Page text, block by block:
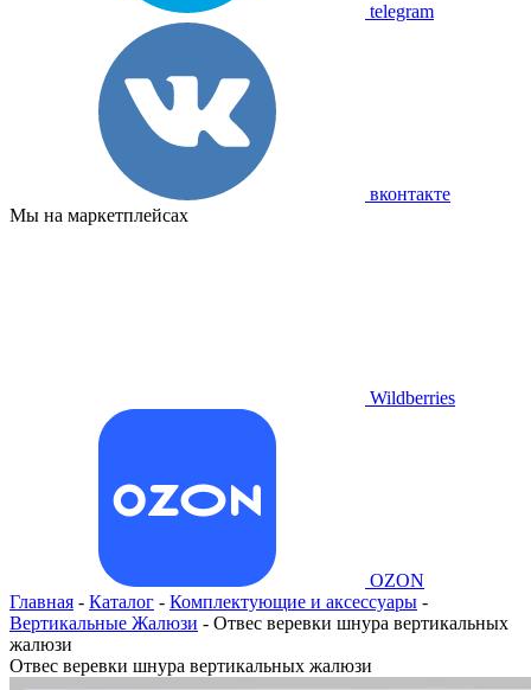
telegram
вконтакте
Мы на маркетплейсах
Wildberries
OZON
Главная - Каталог - Комплектующие и аксессуары -
Вертикальные Жалюзи - Отвес веревки шнура вертикальных
жалюзи
Отвес веревки шнура вертикальных жалюзи